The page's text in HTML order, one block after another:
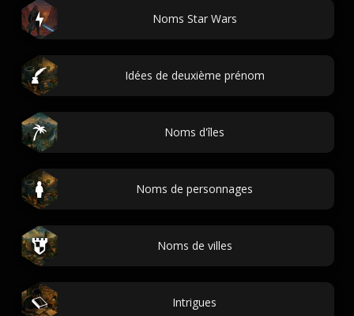
Noms Star Wars
Idées de deuxième prénom
Noms d'îles
Noms de personnages
Noms de villes
Intrigues